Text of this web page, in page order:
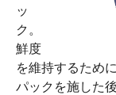
ッ
ク。
鮮度
を維持するため
パックを施した